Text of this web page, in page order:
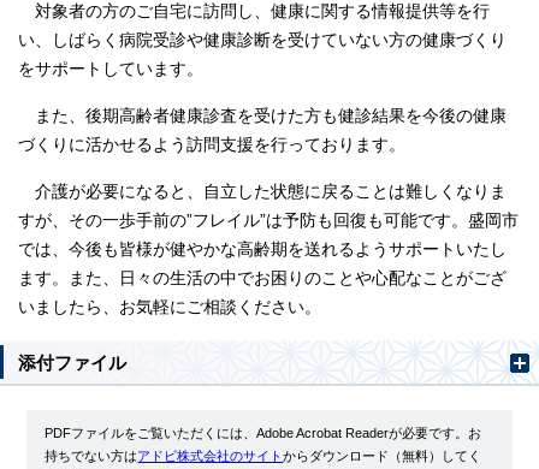
対象者の方のご自宅に訪問し、健康に関する情報提供等を行
い、しばらく病院受診や健康診断を受けていない方の健康づくり
をサポートしています。
また、後期高齢者健康診査を受けた方も健診結果を今後の健康
づくりに活かせるよう訪問支援を行っております。
介護が必要になると、自立した状態に戻ることは難しくなりま
すが、その一歩手前の”フレイル”は予防も回復も可能です。盛岡市
では、今後も皆様が健やかな高齢期を送れるようサポートいたし
ます。また、日々の生活の中でお困りのことや心配なことがござ
いましたら、お気軽にご相談ください。
添付ファイル
PDFファイルをご覧いただくには、Adobe Acrobat Readerが必要です。お
持ちでない方はアドビ株式会社のサイトからダウンロード（無料）してく